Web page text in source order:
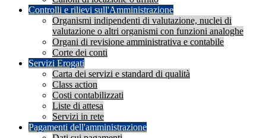
Controlli e rilievi sull'Amministrazione
Organismi indipendenti di valutazione, nuclei di
valutazione o altri organismi con funzioni analoghe
Organi di revisione amministrativa e contabile
Corte dei conti
Servizi Erogati
Carta dei servizi e standard di qualità
Class action
Costi contabilizzati
Liste di attesa
Servizi in rete
Pagamenti dell'amministrazione